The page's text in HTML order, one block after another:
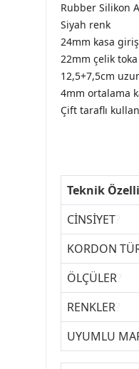
Rubber Silikon
Siyah renk
24mm kasa
22mm çelik toka
12,5+7,5cm
4mm ortalama
Çift taraflı
Teknik
CİNSİYET
KORDON
ÖLÇÜLER
RENKLER
UYUMLU